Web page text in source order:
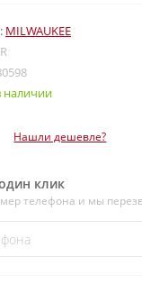
MILWAUKEE
наличии
Нашли дешевле?
клик
телефона и мы